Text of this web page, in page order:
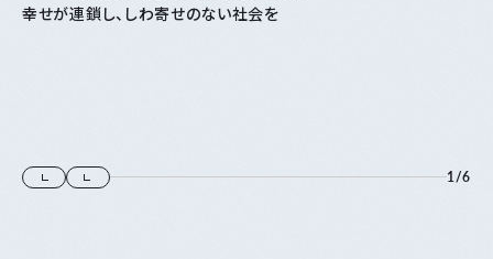
幸せが連鎖し、しわ寄せのない社会を
1/6